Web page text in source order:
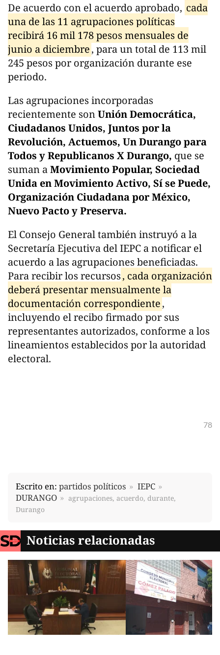
De acuerdo con el acuerdo aprobado, cada
una de las 11 agrupaciones políticas
recibirá 16 mil 178 pesos mensuales de
junio a diciembre, para un total de 113 mil
245 pesos por organización durante ese
periodo.
Las agrupaciones incorporadas
recientemente sonUnión Democrática,
Ciudadanos Unidos, Juntos por la
Revolución, Actuemos, Un Durango para
Todos y Republicanos X Durango, que se
suman aMovimiento Popular, Sociedad
Unida en Movimiento Activo, Sí se Puede,
Organización Ciudadana por México,
Nuevo Pacto y Preserva.
El Consejo General también instruyó a la
Secretaría Ejecutiva del IEPC a notificar el
acuerdo a las agrupaciones beneficiadas.
Para recibir los recursos, cada organización
deberá presentar mensualmente la
documentación correspondiente,
incluyendo el recibo firmado por sus
representantes autorizados, conforme a los
lineamientos establecidos por la autoridad
electoral.
78
Escrito en: partidos políticos
IEPC
DURANGO
agrupaciones, acuerdo, durante,
Durango
Noticias relacionadas